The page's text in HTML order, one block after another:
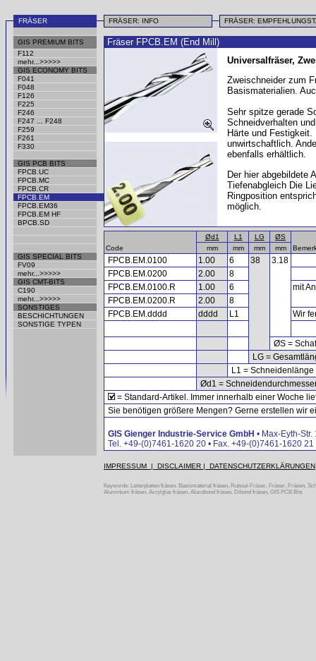
FRÄSER FRÄSER: INFO FRÄSER:
GIS PREMIUM BITS
F112
mehr...>>>>>
GIS ECONOMY BITS
F041
F048
F126
F225
F246
F247 ... F248
F259
F261
F330
GIS PCB BITS
FPCB.UC
FPCB.MC
FPCB.CR
FPCB.EM
FPCB.EM36
FPCB.EM HF
BPCB.SD
GIS SPECIAL BITS
FV09
mehr...>>>>>
GIS CMT-BITS
C190
mehr...>>>>>
SONSTIGES
BESCHICHTUNGEN
SONSTIGE TYPEN
Fräser FPCB.EM (End Mill)
Universalfräser,
Zweischneider zum
Basismaterialien.
Sehr spitze gerade
Schneidverhalten
Härte und
unwirtschaftlich.
ebenfalls erhältlich.
Der hier abgebildete
Tiefenabgleich Die
Ringposition
möglich.
Code
Ød1 L1 LG
ØS
mm mm mm mm
FPCB.EM.0100 1.00 6 38
3.18
FPCB.EM.0200
2.00
8
FPCB.EM.0100.R
1.00 6
mit
FPCB.EM.0200.R
2.00
8
FPCB.EM.dddd
dddd L1 Wir
ØS =
LG =
L1 = Schneidenlänge
Ød1 =
= Standard-Artikel. Immer innerhalb einer Woche
Sie benötigen größere Mengen? Gerne erstellen wir
GIS Gienger Industrie-Service GmbH • Max-Eyth-
Tel. +49-(0)7461-1620 20 • Fax. +49-(0)7461-1620
IMPRESSUM | DISCLAIMER | DATENSCHUTZERKLÄRUNGEN
Keywords: Leiterplatten fräsen, Basismaterial fräsen, Rubout-Fräser, Fräser, Fräsen,
Aluminium fräsen, Acrylglas fräsen, Alucobond fräsen, Dibond fräsen, GIS PCB Bits